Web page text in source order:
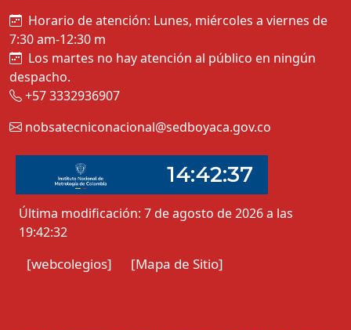
Horario de atención: Lunes, miércoles a viernes de
7:30 am-12:30 m
Los martes no hay atención al público en ningún
despacho.
+57 3332936907
nobsatecniconacional@sedboyaca.gov.co
Última modificación: 7 de agosto de 2026 a las
19:42:32
[webcolegios] [Mapa de Sitio]